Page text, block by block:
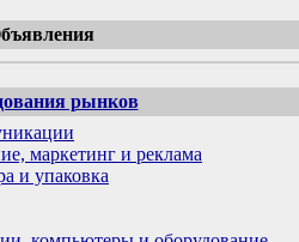
рынков
маркетинг и реклама
и упаковка